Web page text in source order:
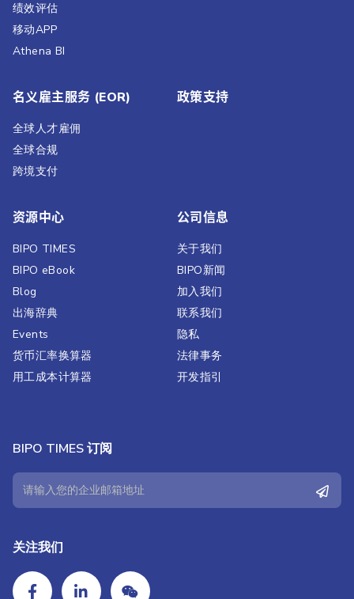
绩效评估​
移动APP
Athena BI
名义雇主服务 (EOR)
全球人才雇佣
全球合规
跨境支付
政策支持
资源中心
BIPO TIMES
BIPO eBook
Blog
出海辞典
Events
货币汇率换算器
用工成本计算器
公司信息
关于我们
BIPO新闻​
加入我们
联系我们
隐私
法律事务
开发指引
BIPO TIMES 订阅
关注我们